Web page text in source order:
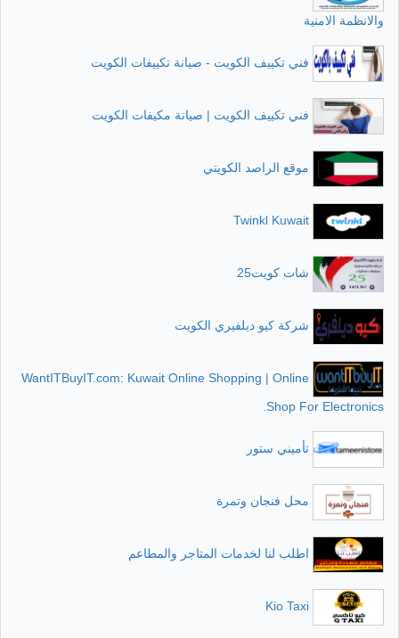
والانظمة الامنية
فني تكييف الكويت - صيانة تكييفات الكويت
فني تكييف الكويت | صيانة مكيفات الكويت
موقع الراصد الكويتي
Twinkl Kuwait
شات كويت25
شركة كيو ديلفيري الكويت
WantITBuyIT.com: Kuwait Online Shopping | Online
Shop For Electronics.
تأميني ستور
محل فنجان وتمرة
اطلب لنا لخدمات المتاجر والمطاعم
Kio Taxi